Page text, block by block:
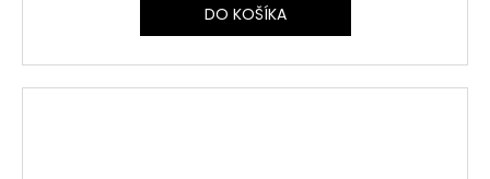
DO KOŠÍKA